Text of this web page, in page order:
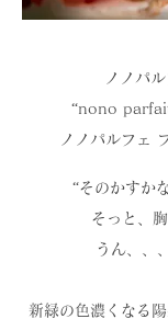
ノノパ
“nono
ノノパルフェ
“そのかすか
そっと、
うん、、
新緑の色濃くなる